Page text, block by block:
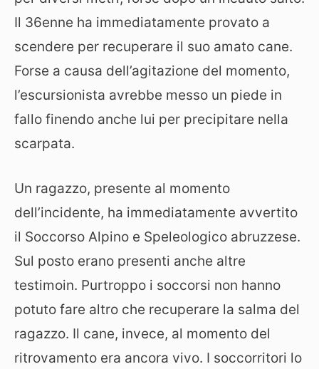
Il 36enne ha immediatamente provato a
scendere per recuperare il suo amato cane.
Forse a causa dell’agitazione del momento,
l’escursionista avrebbe messo un piede in
fallo finendo anche lui per precipitare nella
scarpata.
Un ragazzo, presente al momento
dell’incidente, ha immediatamente avvertito
il Soccorso Alpino e Speleologico abruzzese.
Sul posto erano presenti anche altre
testimoin. Purtroppo i soccorsi non hanno
potuto fare altro che recuperare la salma del
ragazzo. Il cane, invece, al momento del
ritrovamento era ancora vivo. I soccorritori lo